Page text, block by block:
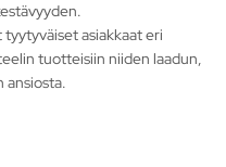
tyytyväiset asiakkaat eri
tuotteisiin niiden laadun,
ansiosta.